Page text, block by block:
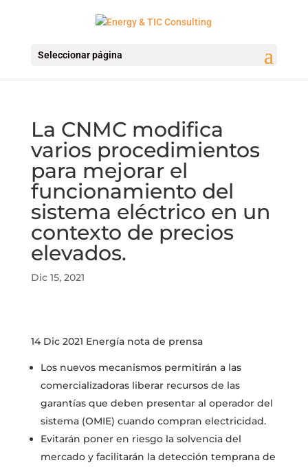
Seleccionar página
La CNMC modifica
varios procedimientos
para mejorar el
funcionamiento del
sistema eléctrico en un
contexto de precios
elevados.
Dic 15, 2021
14 Dic 2021 Energía nota de prensa
Los nuevos mecanismos permitirán a las
comercializadoras liberar recursos de las
garantías que deben presentar al operador del
sistema (OMIE) cuando compran electricidad.
Evitarán poner en riesgo la solvencia del
mercado y facilitarán la detección temprana de